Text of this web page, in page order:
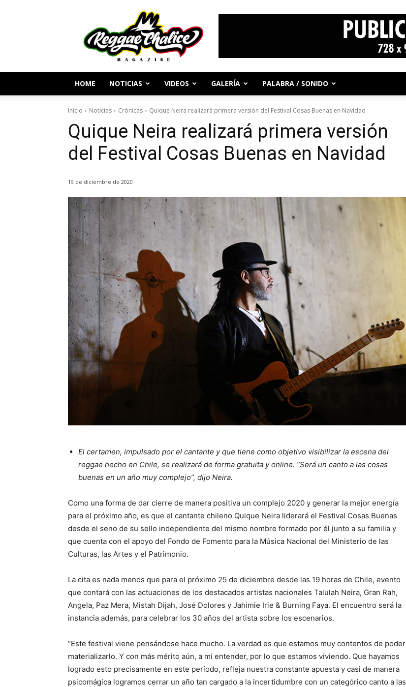
Periodismo
y
Cultura
Reggae
HOME NOTICIAS VIDEOS GALERÍA PALABRA / SONIDO
Inicio Noticias Crónicas Quique Neira realizará primera versión del Festival Cosas Buenas en Navidad
Quique Neira realizará primera versión
del Festival Cosas Buenas en Navidad
19 de diciembre de 2020
El certamen, impulsado por el cantante y que tiene como objetivo visibilizar la escena del
reggae hecho en Chile, se realizará de forma gratuita y online. “Será un canto a las cosas
buenas en un año muy complejo”, dijo Neira.
Como una forma de dar cierre de manera positiva un complejo 2020 y generar la mejor energía
para el próximo año, es que el cantante chileno Quique Neira liderará el Festival Cosas Buenas
desde el seno de su sello independiente del mismo nombre formado por él junto a su familia y
que cuenta con el apoyo del Fondo de Fomento para la Música Nacional del Ministerio de las
Culturas, las Artes y el Patrimonio.
La cita es nada menos que para el próximo 25 de diciembre desde las 19 horas de Chile, evento
que contará con las actuaciones de los destacados artistas nacionales Talulah Neira, Gran Rah,
Angela, Paz Mera, Mistah Dijah, José Dolores y Jahimie Irie & Burning Faya. El encuentro será la
instancia además, para celebrar los 30 años del artista sobre los escenarios.
“Este festival viene pensándose hace mucho. La verdad es que estamos muy contentos de poder
materializarlo. Y con más mérito aún, a mi entender, por lo que estamos viviendo. Que hayamos
logrado esto precisamente en este período, refleja nuestra constante apuesta y casi de manera
psicomágica logramos cerrar un año tan cargado a la incertidumbre con un categórico canto a las